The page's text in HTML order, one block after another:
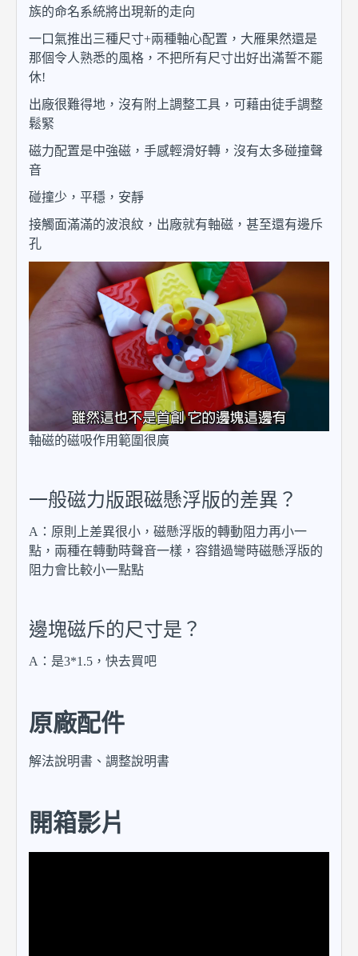
族的命名系統將出現新的走向
一口氣推出三種尺寸+兩種軸心配置，大雁果然還是
那個令人熟悉的風格，不把所有尺寸出好出滿誓不罷
休!
出廠很難得地，沒有附上調整工具，可藉由徒手調整
鬆緊
磁力配置是中強磁，手感輕滑好轉，沒有太多碰撞聲
音
碰撞少，平穩，安靜
接觸面滿滿的波浪紋，出廠就有軸磁，甚至還有邊斥
孔
軸磁的磁吸作用範圍很廣
一般磁力版跟磁懸浮版的差異？
A：原則上差異很小，磁懸浮版的轉動阻力再小一
點，兩種在轉動時聲音一樣，容錯過彎時磁懸浮版的
阻力會比較小一點點
邊塊磁斥的尺寸是？
A：是3*1.5，快去買吧
原廠配件
解法說明書、調整說明書
開箱影片